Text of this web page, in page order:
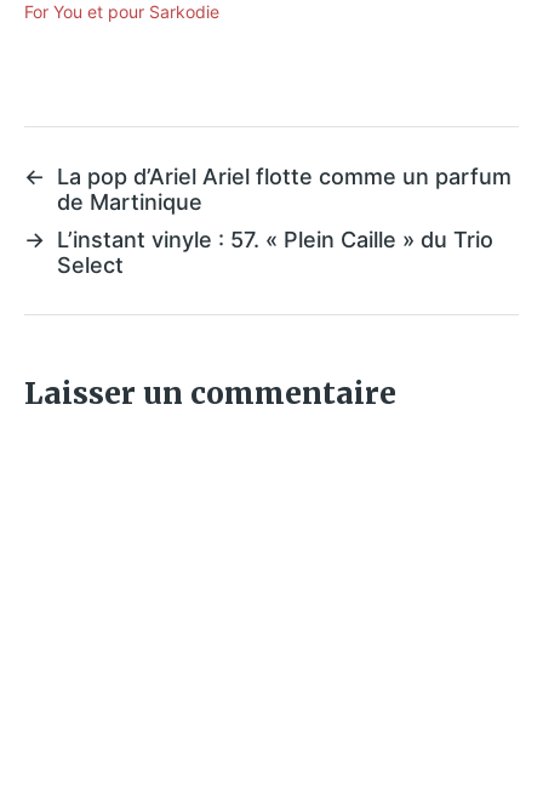
For You et pour Sarkodie
←
La pop d’Ariel Ariel flotte comme un parfum
de Martinique
→ L’instant vinyle : 57. « Plein Caille » du Trio
Select
Laisser un commentaire